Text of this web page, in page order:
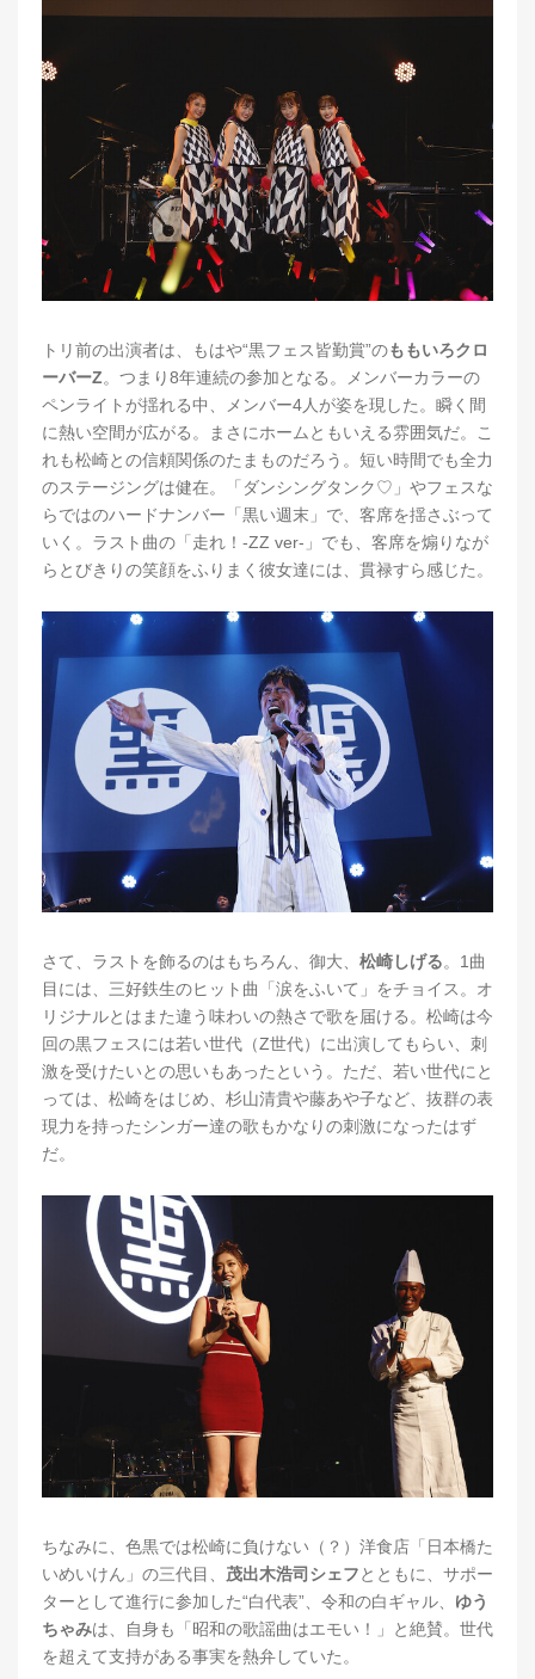
トリ前の出演者は、もはや“黒フェス皆勤賞”のももいろクロ
ーバーZ。つまり8年連続の参加となる。メンバーカラーの
ペンライトが揺れる中、メンバー4人が姿を現した。瞬く間
に熱い空間が広がる。まさにホームともいえる雰囲気だ。こ
れも松崎との信頼関係のたまものだろう。短い時間でも全力
のステージングは健在。「ダンシングタンク♡」やフェスな
らではのハードナンバー「黒い週末」で、客席を揺さぶって
いく。ラスト曲の「走れ！-ZZ ver-」でも、客席を煽りなが
らとびきりの笑顔をふりまく彼女達には、貫禄すら感じた。
さて、ラストを飾るのはもちろん、御大、 松崎しげる。1曲
目には、三好鉄生のヒット曲「涙をふいて」をチョイス。オ
リジナルとはまた違う味わいの熱さで歌を届ける。松崎は今
回の黒フェスには若い世代（Z世代）に出演してもらい、刺
激を受けたいとの思いもあったという。ただ、若い世代にと
っては、松崎をはじめ、杉山清貴や藤あや子など、抜群の表
現力を持ったシンガー達の歌もかなりの刺激になったはず
だ。
ちなみに、色黒では松崎に負けない（？）洋食店「日本橋た
いめいけん」の三代目、 茂出木浩司シェフとともに、サポー
ターとして進行に参加した“白代表”、令和の白ギャル、 ゆう
ちゃみは、自身も「昭和の歌謡曲はエモい！」と絶賛。世代
を超えて支持がある事実を熱弁していた。